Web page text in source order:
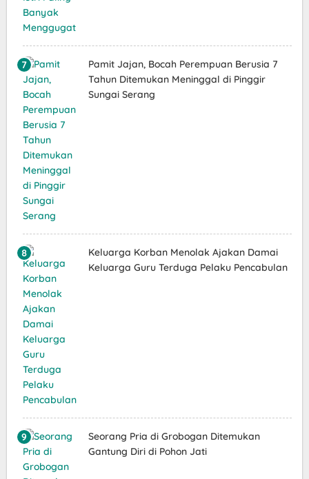
Pamit Jajan, Bocah Perempuan Berusia 7
Tahun Ditemukan Meninggal di Pinggir
Sungai Serang
Keluarga Korban Menolak Ajakan Damai
Keluarga Guru Terduga Pelaku Pencabulan
Seorang Pria di Grobogan Ditemukan
Gantung Diri di Pohon Jati